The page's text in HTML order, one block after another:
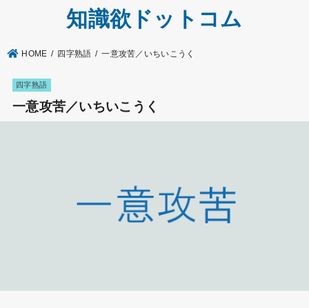
知識欲ドットコム
HOME 四字熟語 一意攻苦／いちいこうく
四字熟語
一意攻苦／いちいこうく